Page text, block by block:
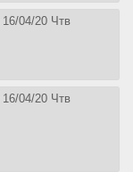
16/04/20 Чтв
16/04/20 Чтв